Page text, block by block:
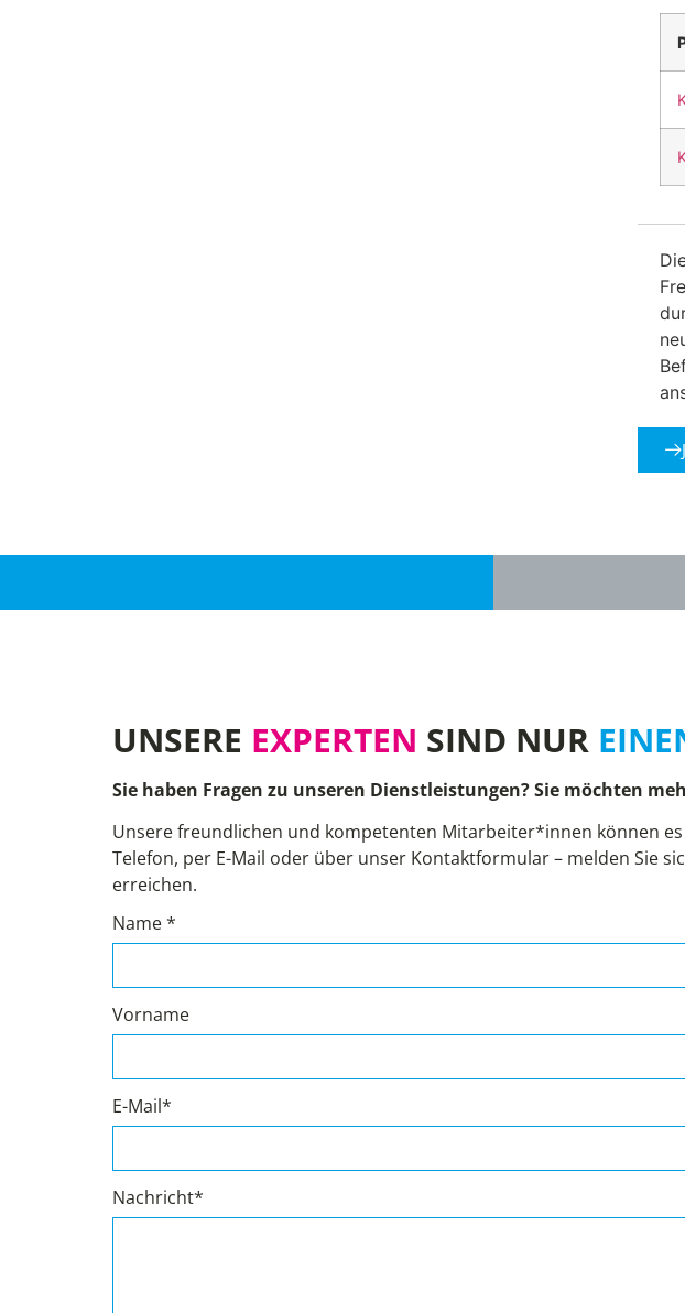
UNSERE EXPERTEN SIND NUR
Sie haben Fragen zu unseren Dienstleistungen? Sie möchten
Unsere freundlichen und kompetenten Mitarbeiter*innen können
Telefon, per E-Mail oder über unser Kontaktformular – melden Sie
erreichen.
Name *
Vorname
E-Mail*
Nachricht*